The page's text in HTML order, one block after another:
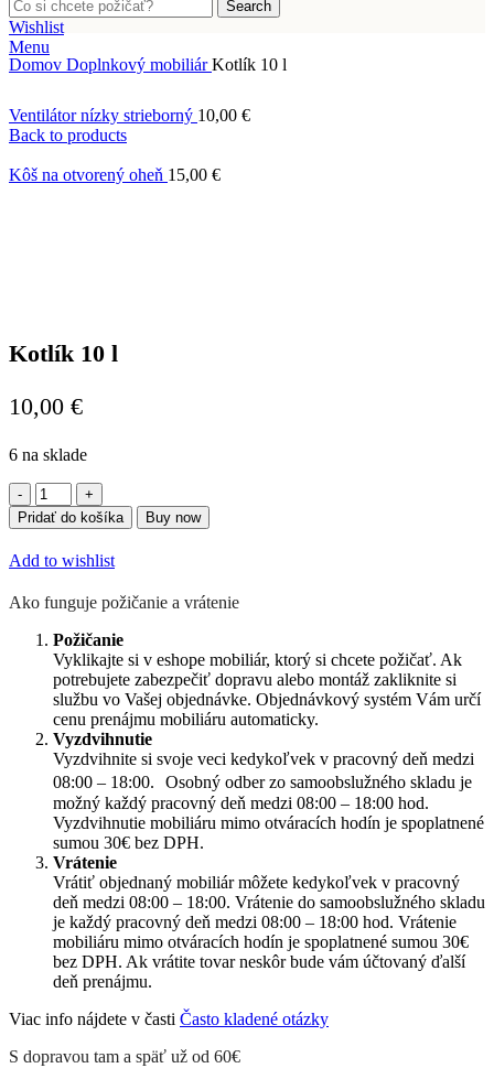
Search
Wishlist
Menu
Domov Doplnkový mobiliárKotlík 10 l
Ventilátor nízky strieborný 10,00 €
Back to products
Kôš na otvorený oheň 15,00 €
Kotlík 10 l
10,00 €
6 na sklade
množstvo
Kotlík
10
l
Pridať do košíka Buy now
Add to wishlist
Ako funguje požičanie a vrátenie
Požičanie
Vyklikajte si v eshope mobiliár, ktorý si chcete požičať. Ak
potrebujete zabezpečiť dopravu alebo montáž zakliknite si
službu vo Vašej objednávke. Objednávkový systém Vám určí
cenu prenájmu mobiliáru automaticky.
Vyzdvihnutie
Vyzdvihnite si svoje veci kedykoľvek v pracovný deň medzi
08:00 – 18:00. Osobný odber zo samoobslužného skladu je
možný každý pracovný deň medzi 08:00 – 18:00 hod.
Vyzdvihnutie mobiliáru mimo otváracích hodín je spoplatnené
sumou 30€ bez DPH.
Vrátenie
Vrátiť objednaný mobiliár môžete kedykoľvek v pracovný
deň medzi 08:00 – 18:00. Vrátenie do samoobslužného skladu
je každý pracovný deň medzi 08:00 – 18:00 hod. Vrátenie
mobiliáru mimo otváracích hodín je spoplatnené sumou 30€
bez DPH. Ak vrátite tovar neskôr bude vám účtovaný ďalší
deň prenájmu.
Viac info nájdete v časti Často kladené otázky
S dopravou tam a späť už od 60€